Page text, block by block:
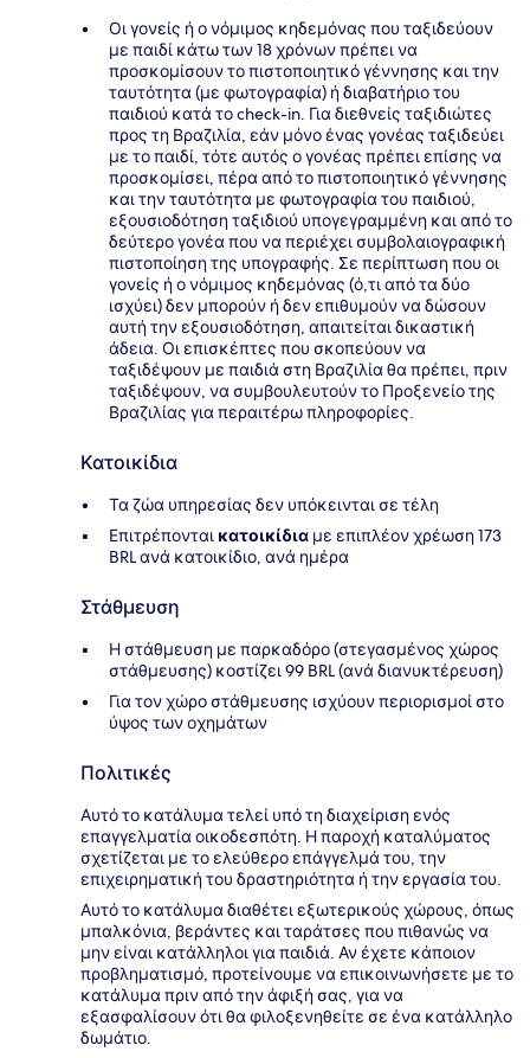
Οι γονείς ή ο νόμιμος κηδεμόνας που ταξιδεύουν
με παιδί κάτω των 18 χρόνων πρέπει να
προσκομίσουν το πιστοποιητικό γέννησης και την
ταυτότητα (με φωτογραφία) ή διαβατήριο του
παιδιού κατά το check-in. Για διεθνείς ταξιδιώτες
προς τη Βραζιλία, εάν μόνο ένας γονέας ταξιδεύει
με το παιδί, τότε αυτός ο γονέας πρέπει επίσης να
προσκομίσει, πέρα από το πιστοποιητικό γέννησης
και την ταυτότητα με φωτογραφία του παιδιού,
εξουσιοδότηση ταξιδιού υπογεγραμμένη και από το
δεύτερο γονέα που να περιέχει συμβολαιογραφική
πιστοποίηση της υπογραφής. Σε περίπτωση που οι
γονείς ή ο νόμιμος κηδεμόνας (ό,τι από τα δύο
ισχύει) δεν μπορούν ή δεν επιθυμούν να δώσουν
αυτή την εξουσιοδότηση, απαιτείται δικαστική
άδεια. Οι επισκέπτες που σκοπεύουν να
ταξιδέψουν με παιδιά στη Βραζιλία θα πρέπει, πριν
ταξιδέψουν, να συμβουλευτούν το Προξενείο της
Βραζιλίας για περαιτέρω πληροφορίες.
Κατοικίδια
Τα ζώα υπηρεσίας δεν υπόκεινται σε τέλη
Επιτρέπονται κατοικίδια με επιπλέον χρέωση 173
BRL ανά κατοικίδιο, ανά ημέρα
Στάθμευση
Η στάθμευση με παρκαδόρο (στεγασμένος χώρος
στάθμευσης) κοστίζει 99 BRL (ανά διανυκτέρευση)
Για τον χώρο στάθμευσης ισχύουν περιορισμοί στο
ύψος των οχημάτων
Πολιτικές
Αυτό το κατάλυμα τελεί υπό τη διαχείριση ενός
επαγγελματία οικοδεσπότη. Η παροχή καταλύματος
σχετίζεται με το ελεύθερο επάγγελμά του, την
επιχειρηματική του δραστηριότητα ή την εργασία του.
Αυτό το κατάλυμα διαθέτει εξωτερικούς χώρους, όπως
μπαλκόνια, βεράντες και ταράτσες που πιθανώς να
μην είναι κατάλληλοι για παιδιά. Αν έχετε κάποιον
προβληματισμό, προτείνουμε να επικοινωνήσετε με το
κατάλυμα πριν από την άφιξή σας, για να
εξασφαλίσουν ότι θα φιλοξενηθείτε σε ένα κατάλληλο
δωμάτιο.